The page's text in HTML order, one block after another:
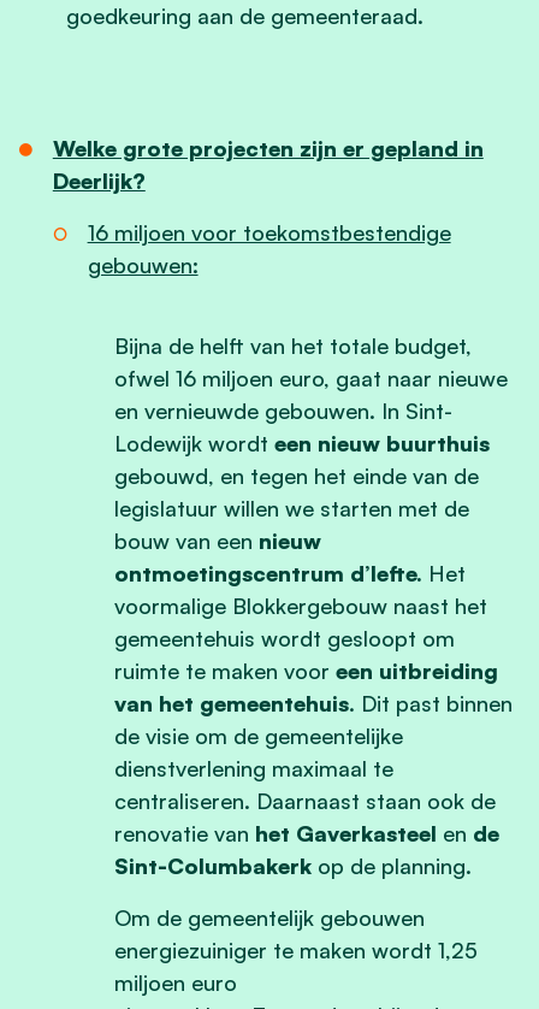
goedkeuring aan de gemeenteraad.
Welke grote projecten zijn er gepland in
Deerlijk?
16 miljoen voor toekomstbestendige
gebouwen:
Bijna de helft van het totale budget,
ofwel 16 miljoen euro, gaat naar nieuwe
en vernieuwde gebouwen. In Sint-
Lodewijk wordt een nieuw buurthuis
gebouwd, en tegen het einde van de
legislatuur willen we starten met de
bouw van een nieuw
ontmoetingscentrum d’Iefte. Het
voormalige Blokkergebouw naast het
gemeentehuis wordt gesloopt om
ruimte te maken voor een uitbreiding
van het gemeentehuis. Dit past binnen
de visie om de gemeentelijke
dienstverlening maximaal te
centraliseren. Daarnaast staan ook de
renovatie van het Gaverkasteel en de
Sint-Columbakerk op de planning.
Om de gemeentelijk gebouwen
energiezuiniger te maken wordt 1,25
miljoen euro